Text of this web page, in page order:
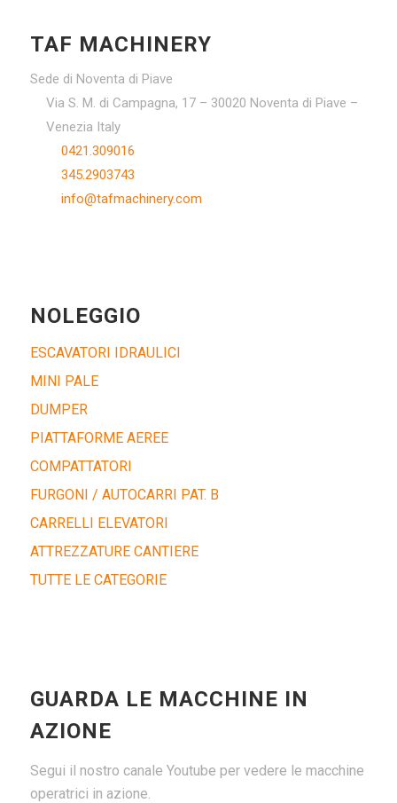
TAF MACHINERY
Sede di Noventa di Piave
Via S. M. di Campagna, 17 – 30020 Noventa di Piave –
Venezia Italy
0421.309016
345.2903743
info@tafmachinery.com
NOLEGGIO
ESCAVATORI IDRAULICI
MINI PALE
DUMPER
PIATTAFORME AEREE
COMPATTATORI
FURGONI / AUTOCARRI PAT. B
CARRELLI ELEVATORI
ATTREZZATURE CANTIERE
TUTTE LE CATEGORIE
GUARDA LE MACCHINE IN
AZIONE
Segui il nostro canale Youtube per vedere le macchine
operatrici in azione.